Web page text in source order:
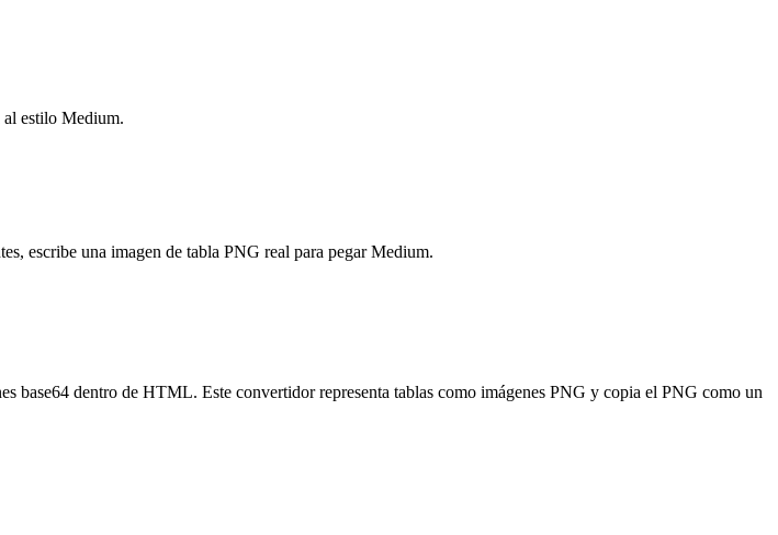
al estilo Medium.
escribe una imagen de tabla PNG real para pegar Medium.
base64 dentro de HTML. Este convertidor representa tablas como imágenes PNG y copia el PNG como un